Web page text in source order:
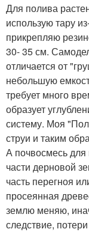
Для полива
использую тару
прикрепляю
30- 35 см.
отличается от
небольшую
требует много
образует
систему. Моя
струи и таким
А почвосмесь
части дерновой
часть перегноя
просеянная
землю меняю,
следствие,